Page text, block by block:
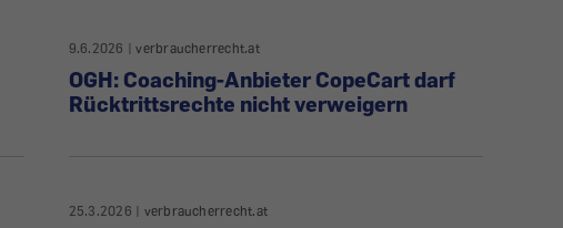
9.6.2026 |verbraucherrecht.at
OGH: Coaching-Anbieter CopeCart darf
Rücktrittsrechte nicht verweigern
25.3.2026 | verbraucherrecht.at